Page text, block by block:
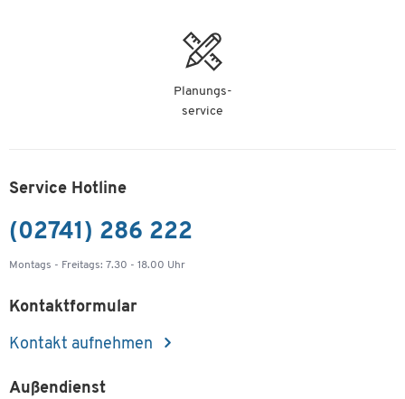
Planungs-
service
Service Hotline
(02741) 286 222
Montags - Freitags: 7.30 - 18.00 Uhr
Kontaktformular
Kontakt aufnehmen
Außendienst